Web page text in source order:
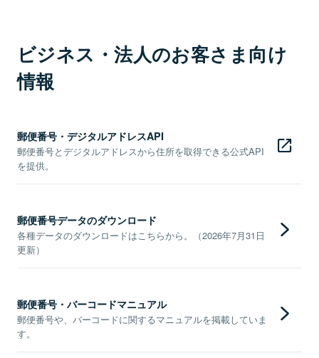
ビジネス・法人のお客さま向け
情報
郵便番号・デジタルアドレスAPI
郵便番号とデジタルアドレスから住所を取得できる公式API
を提供。
郵便番号データのダウンロード
各種データのダウンロードはこちらから。（2026年7月31日
更新）
郵便番号・バーコードマニュアル
郵便番号や、バーコードに関するマニュアルを掲載していま
す。